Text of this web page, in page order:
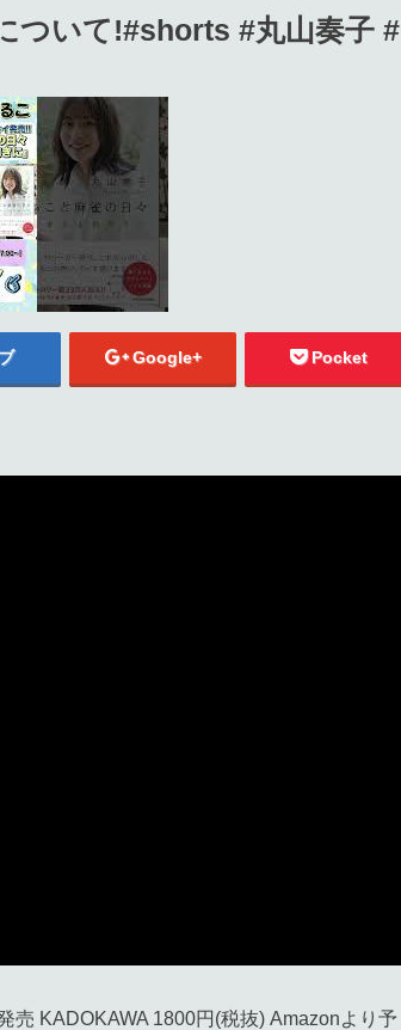
ついて!#shorts #丸山奏子 #
Google+ Pocket
売 KADOKAWA 1800円(税抜) Amazonより予